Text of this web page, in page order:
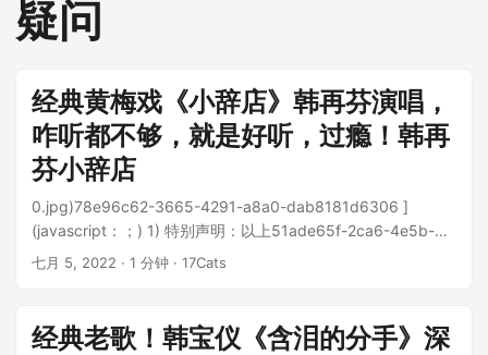
疑问
经典黄梅戏《小辞店》韩再芬演唱，
咋听都不够，就是好听，过瘾！韩再
芬小辞店
0.jpg)78e96c62-3665-4291-a8a0-dab8181d6306 ]
(javascript：；) 1) 特别声明：以上51ade65f-2ca6-4e5b-
a800-3043ad784181仅代表作者个人观点，...
七月 5, 2022 · 1 分钟 · 17Cats
经典老歌！韩宝仪《含泪的分手》深